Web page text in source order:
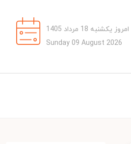
امروز یکشنبه 18 مرداد 1405
Sunday 09 August 2026